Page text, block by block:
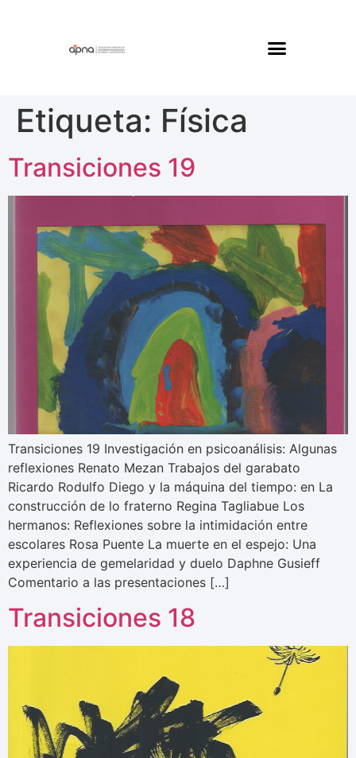
Etiqueta: Física
Transiciones 19
Transiciones 19 Investigación en psicoanálisis: Algunas
reflexiones Renato Mezan Trabajos del garabato
Ricardo Rodulfo Diego y la máquina del tiempo: en La
construcción de lo fraterno Regina Tagliabue Los
hermanos: Reflexiones sobre la intimidación entre
escolares Rosa Puente La muerte en el espejo: Una
experiencia de gemelaridad y duelo Daphne Gusieff
Comentario a las presentaciones […]
Transiciones 18